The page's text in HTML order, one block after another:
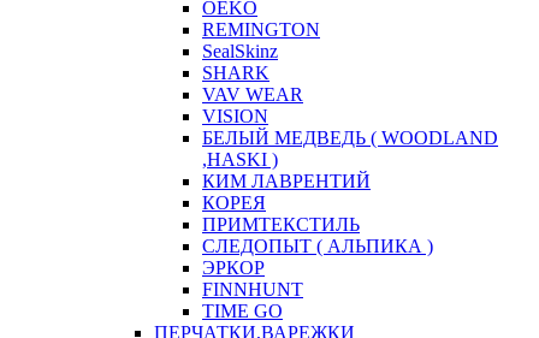
OEKO
REMINGTON
SealSkinz
SHARK
VAV WEAR
VISION
БЕЛЫЙ МЕДВЕДЬ ( WOODLAND
,HASKI )
КИМ ЛАВРЕНТИЙ
КОРЕЯ
ПРИМТЕКСТИЛЬ
СЛЕДОПЫТ ( АЛЬПИКА )
ЭРКОР
FINNHUNT
TIME GO
ПЕРЧАТКИ,ВАРЕЖКИ